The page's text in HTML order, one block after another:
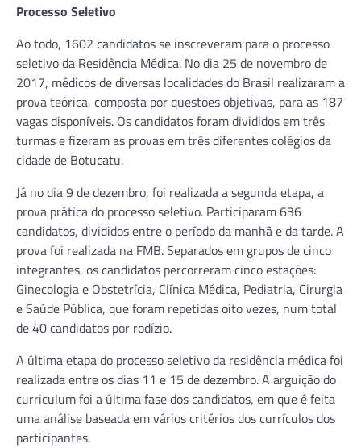
Processo Seletivo
Ao todo, 1602 candidatos se inscreveram para o processo
seletivo da Residência Médica. No dia 25 de novembro de
2017, médicos de diversas localidades do Brasil realizaram a
prova teórica, composta por questões objetivas, para as 187
vagas disponíveis. Os candidatos foram divididos em três
turmas e fizeram as provas em três diferentes colégios da
cidade de Botucatu.
Já no dia 9 de dezembro, foi realizada a segunda etapa, a
prova prática do processo seletivo. Participaram 636
candidatos, divididos entre o período da manhã e da tarde. A
prova foi realizada na FMB. Separados em grupos de cinco
integrantes, os candidatos percorreram cinco estações:
Ginecologia e Obstetrícia, Clínica Médica, Pediatria, Cirurgia
e Saúde Pública, que foram repetidas oito vezes, num total
de 40 candidatos por rodízio.
A última etapa do processo seletivo da residência médica foi
realizada entre os dias 11 e 15 de dezembro. A arguição do
curriculum foi a última fase dos candidatos, em que é feita
uma análise baseada em vários critérios dos currículos dos
participantes.